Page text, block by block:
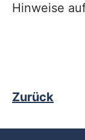
Hinweise
Zurück